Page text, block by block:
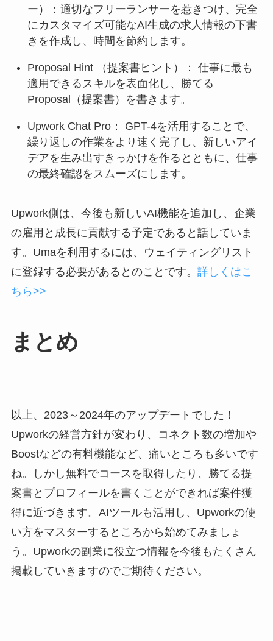
ー）：適切なフリーランサーを惹きつけ、完全
にカスタマイズ可能なAI生成の求人情報の下書
きを作成し、時間を節約します。
Proposal Hint （提案書ヒント）： 仕事に最も
適用できるスキルを表面化し、勝てる
Proposal（提案書）を書きます。
Upwork Chat Pro： GPT-4を活用することで、
繰り返しの作業をより速く完了し、新しいアイ
デアを生み出すきっかけを作るとともに、仕事
の最終確認をスムーズにします。
Upwork側は、今後も新しいAI機能を追加し、企業
の雇用と成長に貢献する予定であると話していま
す。Umaを利用するには、ウェイティングリスト
に登録する必要があるとのことです。 詳しくはこ
ちら>>
まとめ
以上、2023～2024年のアップデートでした！
Upworkの経営方針が変わり、コネクト数の増加や
Boostなどの有料機能など、痛いところも多いです
ね。しかし無料でコースを取得したり、勝てる提
案書とプロフィールを書くことができれば案件獲
得に近づきます。AIツールも活用し、Upworkの使
い方をマスターするところから始めてみましょ
う。Upworkの副業に役立つ情報を今後もたくさん
掲載していきますのでご期待ください。